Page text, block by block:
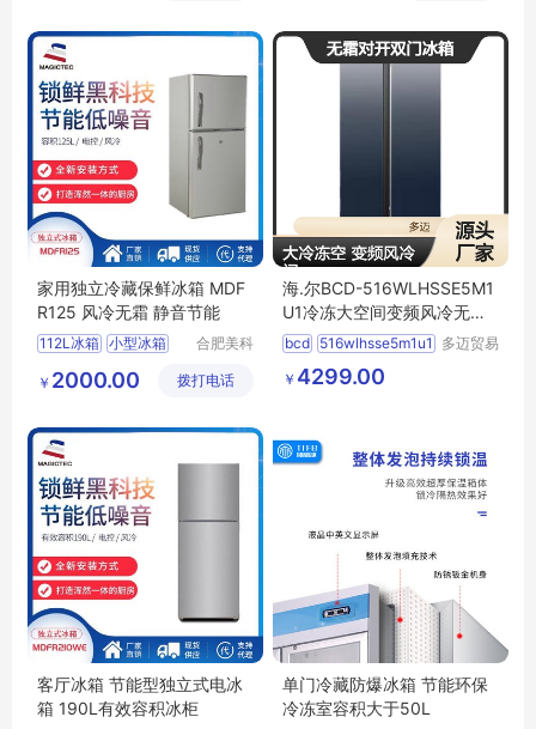
家用独立冷藏保鲜冰箱 MDF
R125 风冷无霜 静音节能
112L冰箱 小型冰箱
双门冰箱
合肥美科
有限公司
￥ 2000.00 拨打电话
海.尔BCD-516WLHSSE5M1
U1冷冻大空间变频风冷无霜
对开双门冰箱
bcd 516wlhsse5m1u1
多迈贸易
￥ 4299.00
客厅冰箱 节能型独立式电冰
箱 190L有效容积冰柜
单门冷藏防爆冰箱 节能环保
冷冻室容积大于50L